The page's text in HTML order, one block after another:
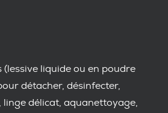
(lessive liquide ou en poudre
détacher, désinfecter,
linge délicat, aquanettoyage,